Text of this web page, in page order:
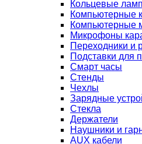
Кольцевые
Компьютерные
Компьютерные
Микрофоны
Переходники и
Подставки для
Смарт часы
Стенды
Чехлы
Зарядные
Стекла
Держатели
Наушники и
AUX кабели